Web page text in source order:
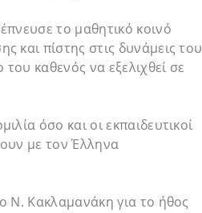
το μαθητικό κοινό
και πίστης στις δυνάμεις του
καθενός να εξελιχθεί σε
όσο και οι εκπαιδευτικοί
με τον Έλληνα
Ν. Κακλαμανάκη για το ήθος